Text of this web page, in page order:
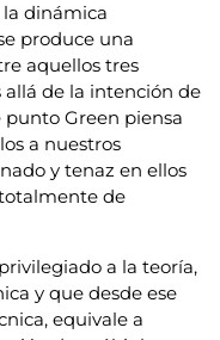
dinámica
produce una
aquellos tres
allá de la intención de
punto Green piensa
a nuestros
y tenaz en ellos
de
a la teoría,
y que desde ese
equivale a